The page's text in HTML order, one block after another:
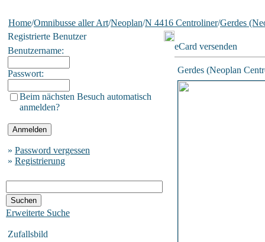
Home/Omnibusse aller Art/Neoplan/N 4416 Centroliner/Gerdes
Registrierte Benutzer
Benutzername:
Passwort:
Beim nächsten Besuch automatisch
anmelden?
» Password vergessen
» Registrierung
Erweiterte Suche
Zufallsbild
eCard versenden
Gerdes (Neoplan